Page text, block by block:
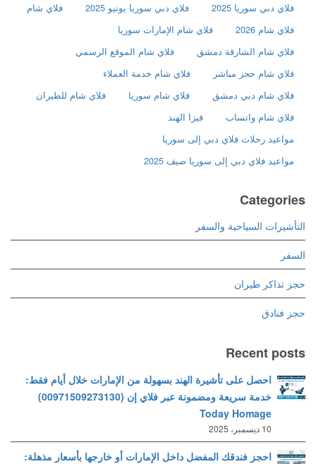
فلاي دبي سوريا 2025
فلاي دبي سوريا يونيو 2025
فلاي شام
فلاي شام 2026
فلاي شام الإمارات سوريا
فلاي شام الشارقة دمشق
فلاي شام الموقع الرسمي
فلاي شام حجز مباشر
فلاي شام خدمة العملاء
فلاي شام دبي دمشق
فلاي شام سوريا
فلاي شام للطيران
فلاي شام واتساب
فيزا الهند
مواعيد رحلات فلاي دبي إلى سوريا
مواعيد فلاي دبي إلى سوريا صيف 2025
Categories
التأشيرات السياحية والسفر
السفر
حجز تذاكر طيران
حجز فنادق
Recent posts
احصل على تأشيرة الهند بسهولة من الإمارات خلال أيام فقط:
خدمة سريعة ومضمونة عبر فلاي إن (00971509273130)
Today Homage
10 ديسمبر، 2025
احجز فندقك المفضل داخل الإمارات أو خارجها بأسعار مذهلة: